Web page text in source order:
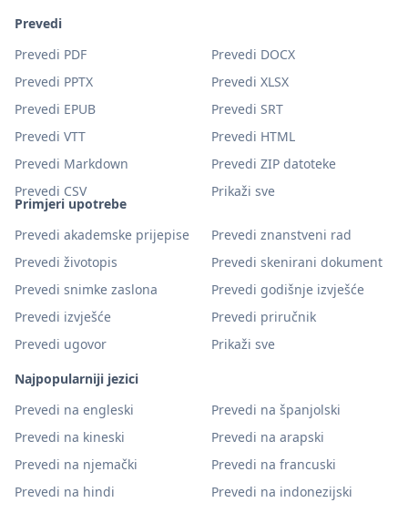
Primjeri upotrebe
Prevedi akademske prijepise
Prevedi znanstveni rad
Prevedi životopis
Prevedi skenirani dokument
Prevedi snimke zaslona
Prevedi godišnje izvješće
Prevedi izvješće
Prevedi priručnik
Prevedi ugovor
Prikaži sve
Najpopularniji jezici
Prevedi na engleski
Prevedi na španjolski
Prevedi na kineski
Prevedi na arapski
Prevedi na njemački
Prevedi na francuski
Prevedi na hindi
Prevedi na indonezijski
Prevedi
Prevedi PDF
Prevedi DOCX
Prevedi PPTX
Prevedi XLSX
Prevedi EPUB
Prevedi SRT
Prevedi VTT
Prevedi HTML
Prevedi Markdown
Prevedi ZIP datoteke
Prevedi CSV
Prikaži sve